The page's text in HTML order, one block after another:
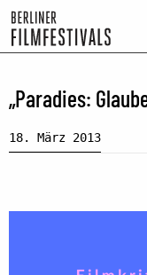
„Paradies:
18. März 2013